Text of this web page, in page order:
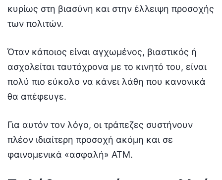
κυρίως στη βιασύνη και στην έλλειψη προσοχής
των πολιτών.
Όταν κάποιος είναι αγχωμένος, βιαστικός ή
ασχολείται ταυτόχρονα με το κινητό του, είναι
πολύ πιο εύκολο να κάνει λάθη που κανονικά
θα απέφευγε.
Για αυτόν τον λόγο, οι τράπεζες συστήνουν
πλέον ιδιαίτερη προσοχή ακόμη και σε
φαινομενικά «ασφαλή» ATM.